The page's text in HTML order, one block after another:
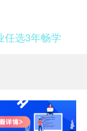
任选3年畅学